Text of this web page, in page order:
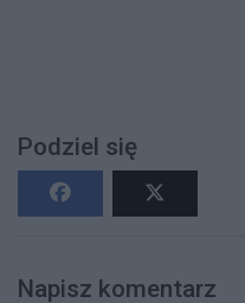
Podziel się
Napisz komentarz